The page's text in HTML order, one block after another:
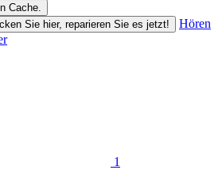
Cache.
Sie hier, reparieren Sie es jetzt!
Hören
1